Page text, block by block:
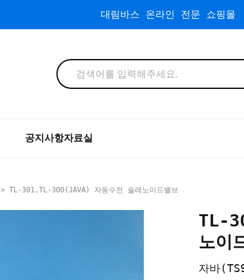
대림바스 온라인 전문 쇼핑몰
공지사항자료실
> TL-301,TL-300(JAVA) 자동수전 솔레노이드밸브
TL-
노이
자바